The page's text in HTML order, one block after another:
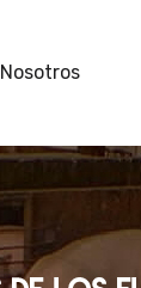
Nosotros